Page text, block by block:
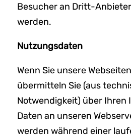
Besucher an Dritt-
werden.
Nutzungsdaten
Wenn Sie unsere
übermitteln Sie (aus
Notwendigkeit) über Ihren
Daten an unseren
werden während einer